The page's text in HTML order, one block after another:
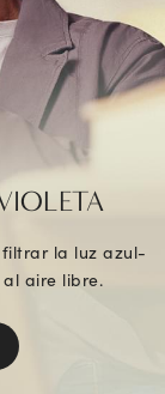
la luz azul-
aire libre.